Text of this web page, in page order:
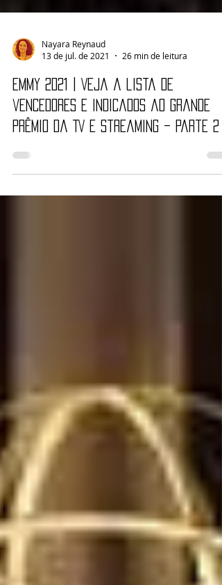
13 de jul. de 2021
26 min de leitura
Emmy 2021 | Veja a lista de
vencedores e indicados ao grande
prêmio da TV e streaming – Parte 2